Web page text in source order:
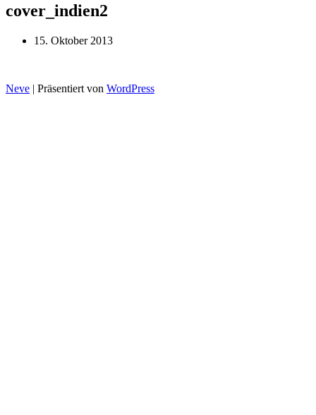
cover_indien2
15. Oktober 2013
Neve | Präsentiert von WordPress